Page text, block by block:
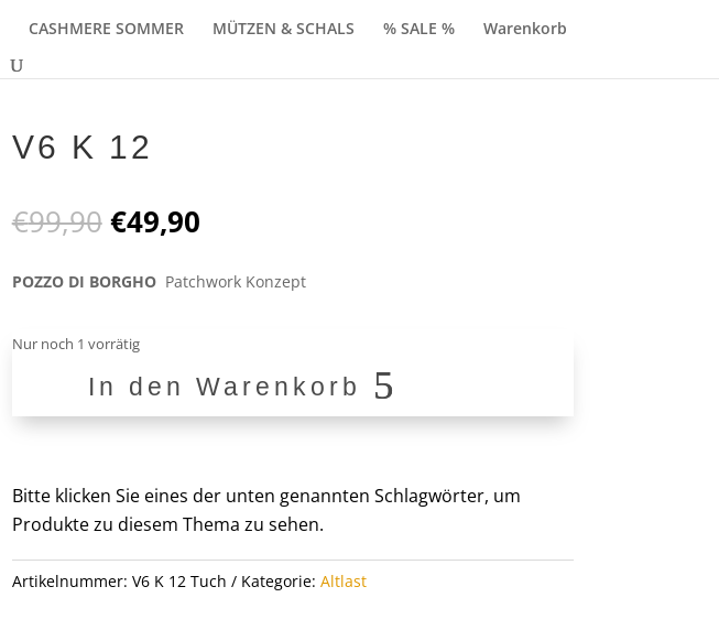
CASHMERE SOMMER MÜTZEN & SCHALS % SALE % Warenkorb
V6 K 12
€99,90 Ursprünglicher
Preis
war:
€49,90Aktueller
ist:
POZZO DI BORGHO Patchwork Konzept
Nur noch 1 vorrätig
Menge
In den Warenkorb
Bitte klicken Sie eines der unten genannten Schlagwörter, um
Produkte zu diesem Thema zu sehen.
Artikelnummer: V6 K 12 Tuch Kategorie: Altlast